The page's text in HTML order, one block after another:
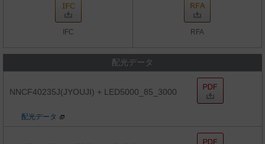
IFC RFA
配光データ
NNCF40235J(JYOUJI) + LED5000_85_3000
配光データ